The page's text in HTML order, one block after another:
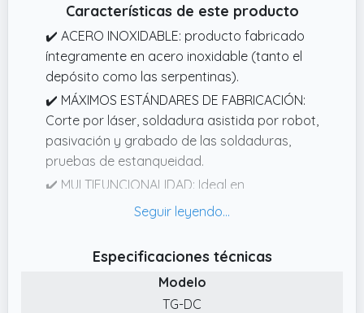
Características de este producto
✔️ ACERO INOXIDABLE: producto fabricado
íntegramente en acero inoxidable (tanto el
depósito como las serpentinas).
✔️ MÁXIMOS ESTÁNDARES DE FABRICACIÓN:
Corte por láser, soldadura asistida por robot,
pasivación y grabado de las soldaduras,
pruebas de estanqueidad.
✔️ MULTIFUNCIONALIDAD: Ideal en
combinación con todas las fuentes de calor,
✔️ BUEN AISLAMIENTO: Aislamiento de 50 mm
de espesor de espuma de poliuretano de
Especificaciones técnicas
Modelo
TG-DC